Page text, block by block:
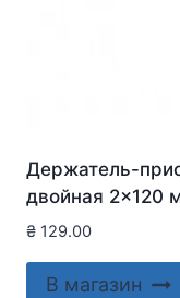
Держатель-
двойная 2×120
₴ 129.00
В магазин